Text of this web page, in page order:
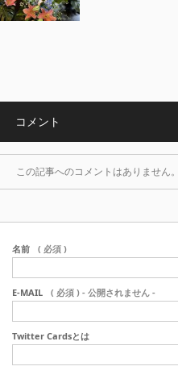
コメント
この記事へのコメントはありません。
名前 ( 必須 )
E-MAIL ( 必須 ) - 公開されません -
Twitter Cardsとは